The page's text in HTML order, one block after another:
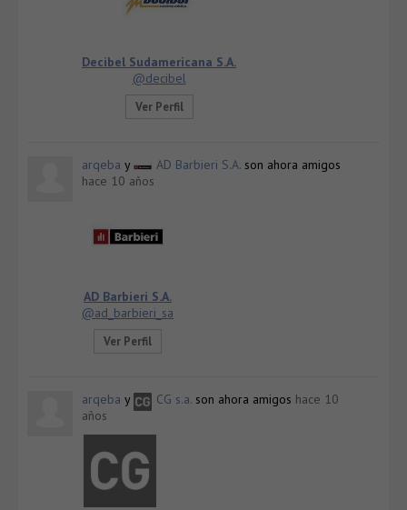
Decibel Sudamericana S.A.
@decibel
Ver Perfil
arqeba y AD Barbieri S.A. son ahora amigos
hace 10 años
AD Barbieri S.A.
@ad_barbieri_sa
Ver Perfil
arqeba y CG s.a. son ahora amigos hace 10
años